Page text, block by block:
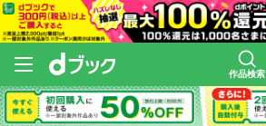
作品検索